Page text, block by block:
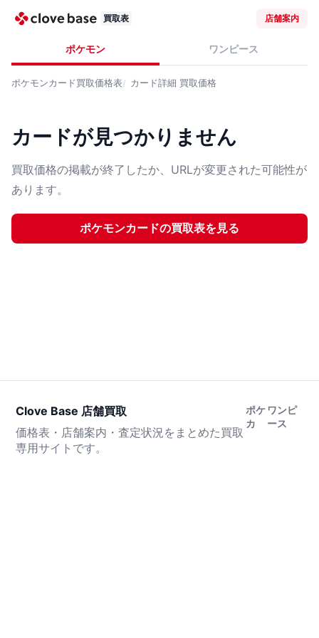
買取表 店舗案内
ポケモン ワンピース
ポケモンカード買取価格表 カード詳細 買取価格
カードが見つかりません
買取価格の掲載が終了したか、URLが変更された可能性が
あります。
ポケモンカードの買取表を見る
Clove Base 店舗買取
価格表・店舗案内・査定状況をまとめた買取
専用サイトです。
ポケ
カ
ワンピ
ース